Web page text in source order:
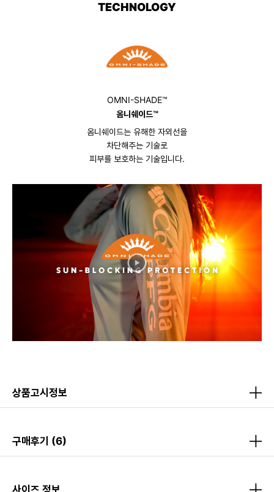
TECHNOLOGY
OMNI-SHADE™
옴니쉐이드™
옴니쉐이드는 유해한 자외선을
차단해주는 기술로
피부를 보호하는 기술입니다.
상품고시정보
구매후기 (6)
사이즈 정보